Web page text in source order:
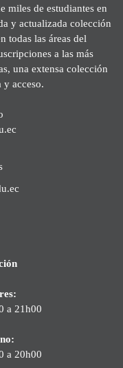
miles de estudiantes en
y actualizada colección
todas las áreas del
a las más
una extensa colección
y acceso.
a 21h00
a 20h00